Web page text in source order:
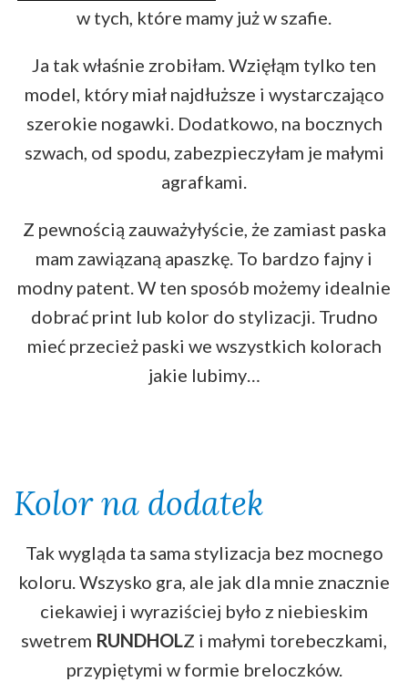
w tych, które mamy już w szafie.
Ja tak właśnie zrobiłam. Wzięłąm tylko ten
model, który miał najdłuższe i wystarczająco
szerokie nogawki. Dodatkowo, na bocznych
szwach, od spodu, zabezpieczyłam je małymi
agrafkami.
Z pewnością zauważyłyście, że zamiast paska
mam zawiązaną apaszkę. To bardzo fajny i
modny patent. W ten sposób możemy idealnie
dobrać print lub kolor do stylizacji. Trudno
mieć przecież paski we wszystkich kolorach
jakie lubimy…
Kolor na dodatek
Tak wygląda ta sama stylizacja bez mocnego
koloru. Wszysko gra, ale jak dla mnie znacznie
ciekawiej i wyraziściej było z niebieskim
swetrem RUNDHOLZ i małymi torebeczkami,
przypiętymi w formie breloczków.